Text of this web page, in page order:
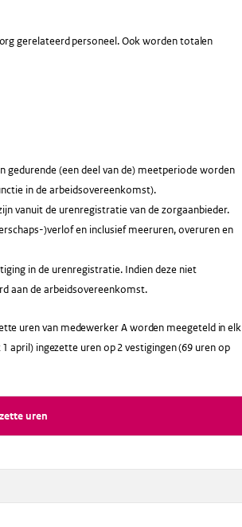
gerelateerd personeel. Ook worden totalen
(een deel van de) meetperiode worden
in de arbeidsovereenkomst).
vanuit de urenregistratie van de zorgaanbieder.
)verlof en inclusief meeruren, overuren en
in de urenregistratie. Indien deze niet
aan de arbeidsovereenkomst.
uren van medewerker A worden meegeteld in elk
april) ingezette uren op 2 vestigingen (69 uren op
uren